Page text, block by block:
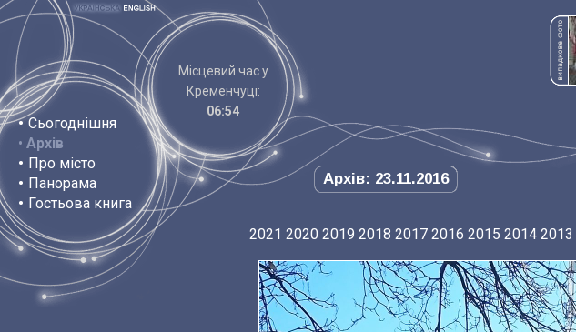
• Сьогоднішня
• Архів
• Про місто
• Панорама
• Гостьова книга
Місцевий час у
Кременчуці:
06:54
Архів: 23.11.2016
2021 2020 2019 2018 2017 2016 2015 2014 2013